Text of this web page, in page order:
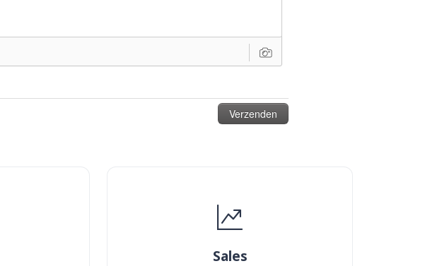
Sales